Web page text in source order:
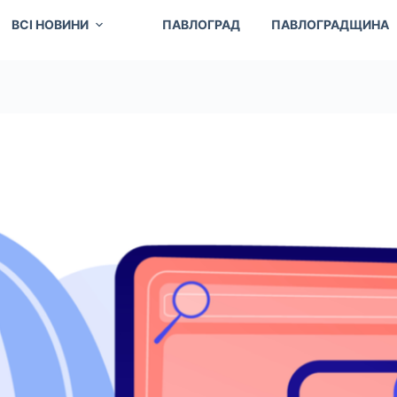
ВСІ НОВИНИ ПАВЛОГРАД ПАВЛОГРАДЩИНА